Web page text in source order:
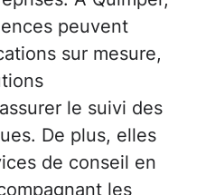
peuvent
sur mesure,
le suivi des
De plus, elles
de conseil en
les